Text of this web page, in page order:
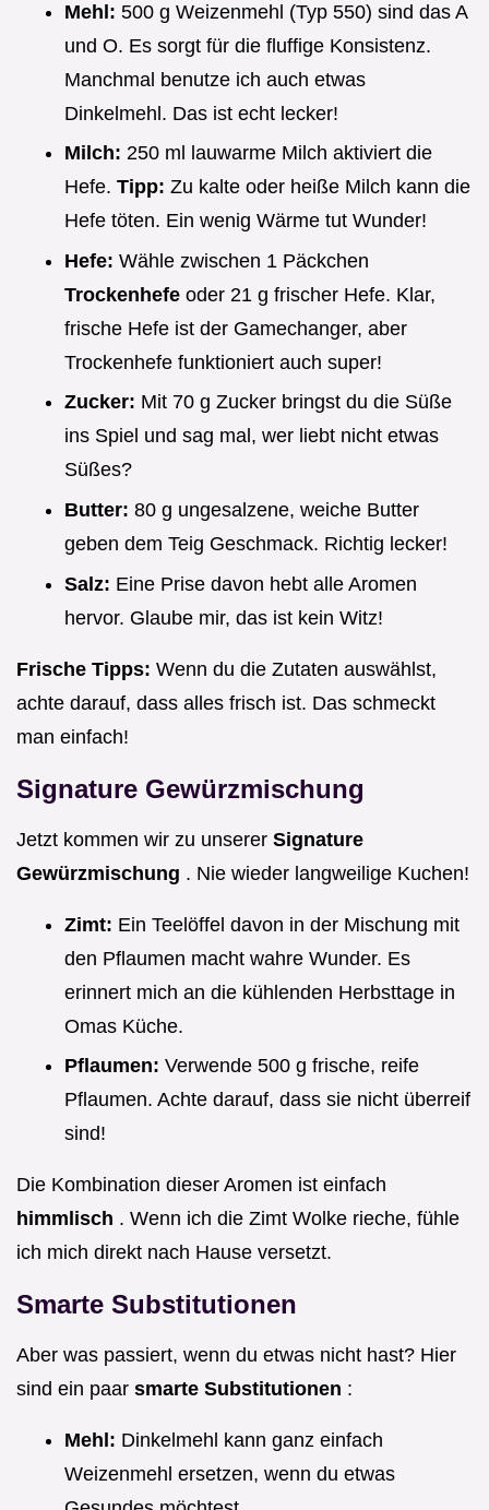
Mehl: 500 g Weizenmehl (Typ 550) sind das A
und O. Es sorgt für die fluffige Konsistenz.
Manchmal benutze ich auch etwas
Dinkelmehl. Das ist echt lecker!
Milch: 250 ml lauwarme Milch aktiviert die
Hefe. Tipp: Zu kalte oder heiße Milch kann die
Hefe töten. Ein wenig Wärme tut Wunder!
Hefe: Wähle zwischen 1 Päckchen
Trockenhefe oder 21 g frischer Hefe. Klar,
frische Hefe ist der Gamechanger, aber
Trockenhefe funktioniert auch super!
Zucker: Mit 70 g Zucker bringst du die Süße
ins Spiel und sag mal, wer liebt nicht etwas
Süßes?
Butter: 80 g ungesalzene, weiche Butter
geben dem Teig Geschmack. Richtig lecker!
Salz: Eine Prise davon hebt alle Aromen
hervor. Glaube mir, das ist kein Witz!
Frische Tipps: Wenn du die Zutaten auswählst,
achte darauf, dass alles frisch ist. Das schmeckt
man einfach!
Signature Gewürzmischung
Jetzt kommen wir zu unserer Signature
Gewürzmischung . Nie wieder langweilige Kuchen!
Zimt: Ein Teelöffel davon in der Mischung mit
den Pflaumen macht wahre Wunder. Es
erinnert mich an die kühlenden Herbsttage in
Omas Küche.
Pflaumen: Verwende 500 g frische, reife
Pflaumen. Achte darauf, dass sie nicht überreif
sind!
Die Kombination dieser Aromen ist einfach
himmlisch . Wenn ich die Zimt Wolke rieche, fühle
ich mich direkt nach Hause versetzt.
Smarte Substitutionen
Aber was passiert, wenn du etwas nicht hast? Hier
sind ein paar smarte Substitutionen :
Mehl: Dinkelmehl kann ganz einfach
Weizenmehl ersetzen, wenn du etwas